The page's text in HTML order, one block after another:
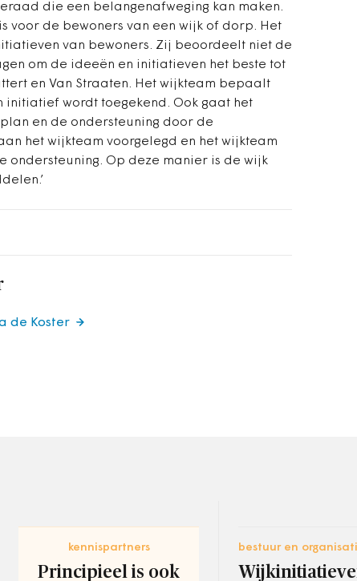
die een belangenafweging kan maken.
voor de bewoners van een wijk of dorp. Het
van bewoners. Zij beoordeelt niet de
om de ideeën en initiatieven het beste tot
en Van Straaten. Het wijkteam bepaalt
initiatief wordt toegekend. Ook gaat het
en de ondersteuning door de
het wijkteam voorgelegd en het wijkteam
Op deze manier is de wijk
de Koster
kennispartners
Principieel is ook
bestuur en